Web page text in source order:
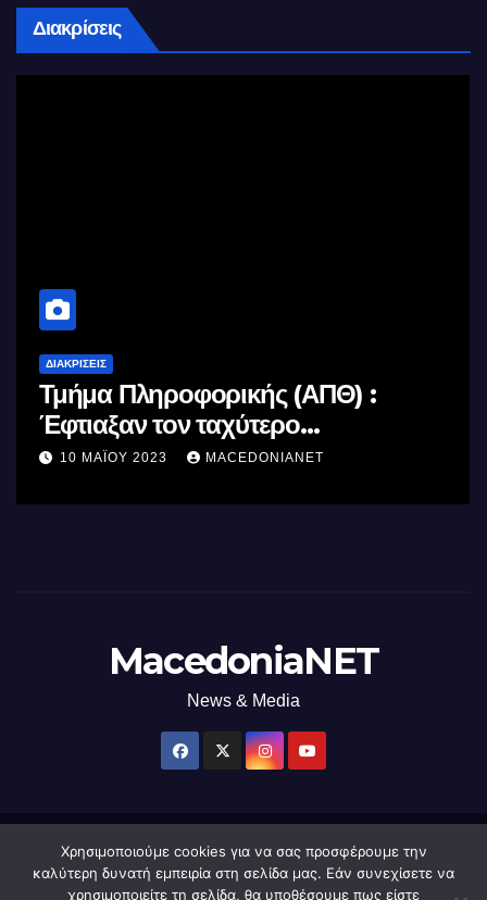
Διακρίσεις
ΔΙΑΚΡΊΣΕΙΣ
Τμήμα Πληροφορικής (ΑΠΘ) :
Έφτιαξαν τον ταχύτερο
επεξεργαστή AI στον κόσμο με τη
10 ΜΑΪ́ΟΥ 2023 MACEDONIANET
MacedoniaNET
News & Media
Δημιουργήθηκε από το digital2000 με την Υποστήριξη του WordPress
Θέμα: Newsup απόThemeansar.
Χρησιμοποιούμε cookies για να σας προσφέρουμε την
καλύτερη δυνατή εμπειρία στη σελίδα μας. Εάν συνεχίσετε να
χρησιμοποιείτε τη σελίδα, θα υποθέσουμε πως είστε